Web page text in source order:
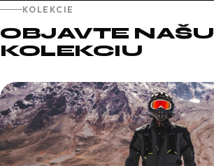
KOLEKCIE
OBJAVTE NAŠU
KOLEKCIU